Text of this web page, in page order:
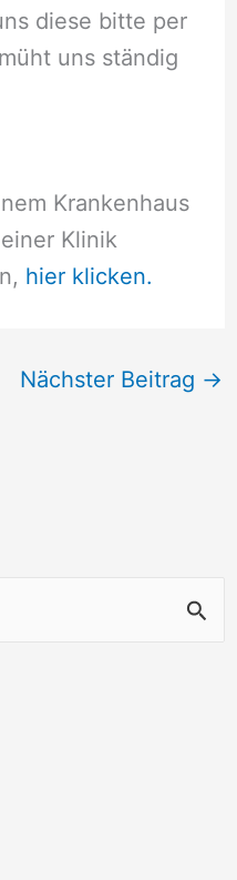
diese bitte per
uns ständig
Krankenhaus
Klinik
hier klicken.
Nächster Beitrag →